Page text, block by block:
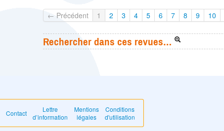
← Précédent 1 2 3 4 5 6 7 8 9 10
Rechercher dans ces revues…
Contact
Lettre
d’information
Mentions
légales
Conditions
d'utilisation